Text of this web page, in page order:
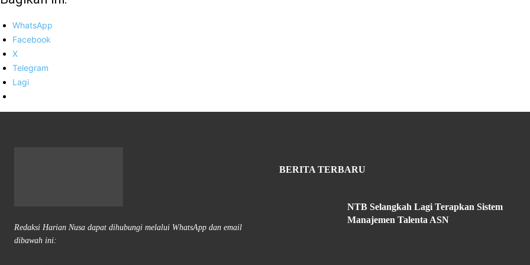
WhatsApp
Facebook
X
Telegram
Lagi
Redaksi Harian Nusa dapat dihubungi melalui WhatsApp dan email
dibawah ini:
BERITA TERBARU
NTB Selangkah Lagi Terapkan Sistem
Manajemen Talenta ASN